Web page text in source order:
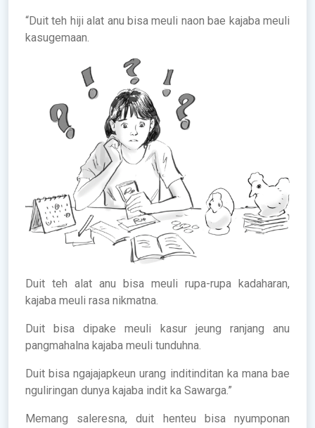
“Duit teh hiji alat anu bisa meuli naon bae kajaba meuli
kasugemaan.
Duit teh alat anu bisa meuli rupa-rupa kadaharan,
kajaba meuli rasa nikmatna.
Duit bisa dipake meuli kasur jeung ranjang anu
pangmahalna kajaba meuli tunduhna.
Duit bisa ngajajapkeun urang inditinditan ka mana bae
nguliringan dunya kajaba indit ka Sawarga.”
Memang saleresna, duit henteu bisa nyumponan